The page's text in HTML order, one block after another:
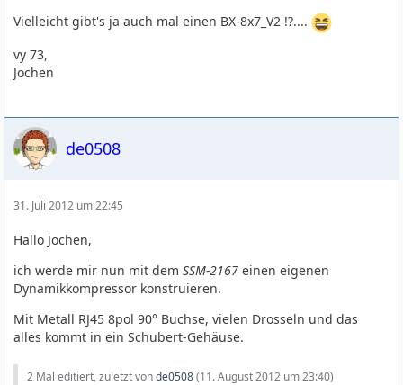
Vielleicht gibt's ja auch mal einen BX-8x7_V2 !?....
vy 73,
Jochen
de0508
31. Juli 2012 um 22:45
Hallo Jochen,
ich werde mir nun mit demSSM-2167 einen eigenen
Dynamikkompressor konstruieren.
Mit Metall RJ45 8pol 90° Buchse, vielen Drosseln und das
alles kommt in ein Schubert-Gehäuse.
2 Mal editiert, zuletzt vonde0508(11. August 2012 um 23:40)